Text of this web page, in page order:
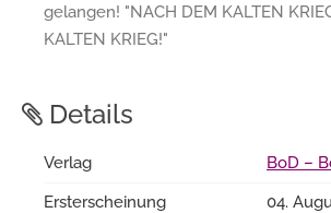
gelangen! "NACH DEM KALTEN
KALTEN KRIEG!"
Details
Verlag
BoD –
Ersterscheinung
04.